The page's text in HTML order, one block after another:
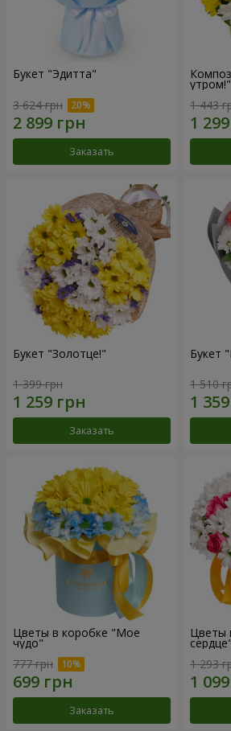
Букет "Эдитта"
3 624 грн
Заказать
утром!"
1 443
Букет "Золотце!"
1 399 грн
Заказать
Букет
1 510
Цветы в коробке "Мое
чудо"
777 грн
Заказать
Цветы
сердце"
1 293